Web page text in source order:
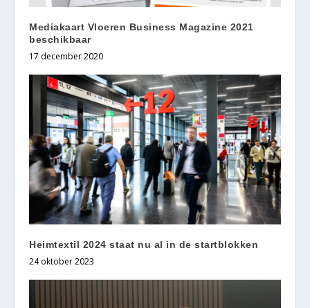
Mediakaart Vloeren Business Magazine 2021
beschikbaar
17 december 2020
Heimtextil 2024 staat nu al in de startblokken
24 oktober 2023